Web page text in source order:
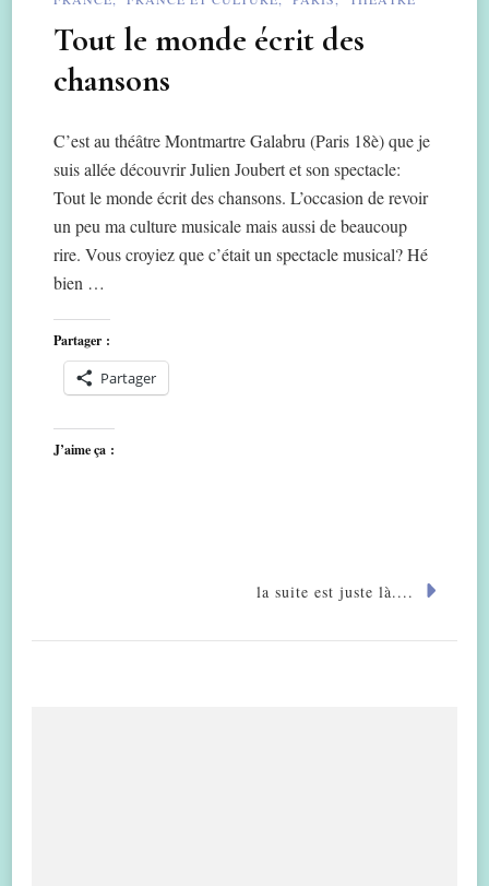
Tout le monde écrit des
chansons
C’est au théâtre Montmartre Galabru (Paris 18è) que je
suis allée découvrir Julien Joubert et son spectacle:
Tout le monde écrit des chansons. L’occasion de revoir
un peu ma culture musicale mais aussi de beaucoup
rire. Vous croyiez que c’était un spectacle musical? Hé
bien …
Partager :
Partager
J’aime ça :
la suite est juste là....